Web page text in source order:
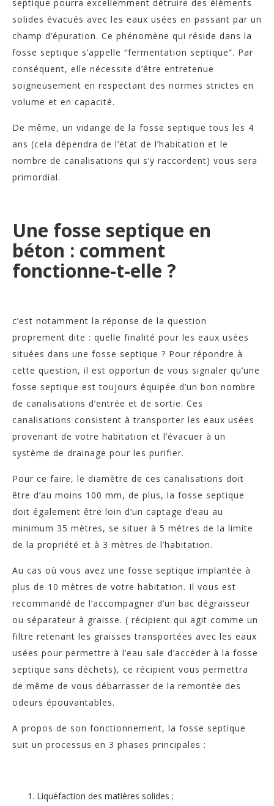
septique pourra excellemment détruire des éléments
solides évacués avec les eaux usées en passant par un
champ d’épuration. Ce phénomène qui réside dans la
fosse septique s’appelle “fermentation septique”. Par
conséquent, elle nécessite d’être entretenue
soigneusement en respectant des normes strictes en
volume et en capacité.
De même, un vidange de la fosse septique tous les 4
ans (cela dépendra de l’état de l’habitation et le
nombre de canalisations qui s’y raccordent) vous sera
primordial.
Une fosse septique en
béton : comment
fonctionne-t-elle ?
c’est notamment la réponse de la question
proprement dite : quelle finalité pour les eaux usées
situées dans une fosse septique ? Pour répondre à
cette question, il est opportun de vous signaler qu’une
fosse septique est toujours équipée d’un bon nombre
de canalisations d’entrée et de sortie. Ces
canalisations consistent à transporter les eaux usées
provenant de votre habitation et l’évacuer à un
système de drainage pour les purifier.
Pour ce faire, le diamètre de ces canalisations doit
être d’au moins 100 mm, de plus, la fosse septique
doit également être loin d’un captage d’eau au
minimum 35 mètres, se situer à 5 mètres de la limite
de la propriété et à 3 mètres de l’habitation.
Au cas où vous avez une fosse septique implantée à
plus de 10 mètres de votre habitation. Il vous est
recommandé de l’accompagner d’un bac dégraisseur
ou séparateur à graisse. ( récipient qui agit comme un
filtre retenant les graisses transportées avec les eaux
usées pour permettre à l’eau sale d’accéder à la fosse
septique sans déchets), ce récipient vous permettra
de même de vous débarrasser de la remontée des
odeurs épouvantables.
A propos de son fonctionnement, la fosse septique
suit un processus en 3 phases principales :
Liquéfaction des matières solides ;